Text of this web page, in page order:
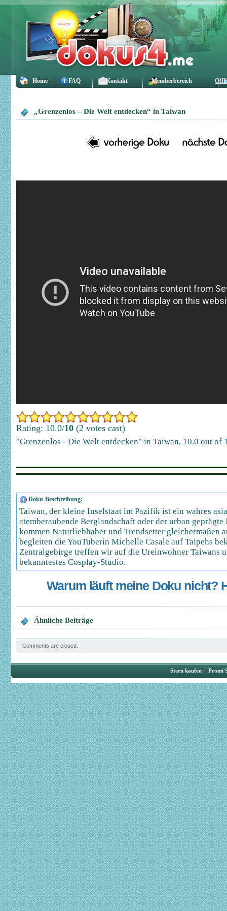
Home FAQ Kontakt Memberbereich
„Grenzenlos – Die Welt entdecken“ in Taiwan
Rating: 10.0/10 (2 votes cast)
"Grenzenlos - Die Welt entdecken" in Taiwan, 10.0 out of
Doku-Beschreibung:
Taiwan, der kleine Inselstaat im Pazifik ist ein wahres
atemberaubende Berglandschaft oder der urban
kommen Naturliebhaber und Trendsetter gleichermaßen
begleiten die YouTuberin Michelle Casale auf Taipehs
Zentralgebirge treffen wir auf die Ureinwohner Taiwans
bekanntestes Cosplay-Studio.
Warum läuft meine Doku nicht?
Ähnliche Beiträge
Comments are closed.
Stern kaufen | Promi